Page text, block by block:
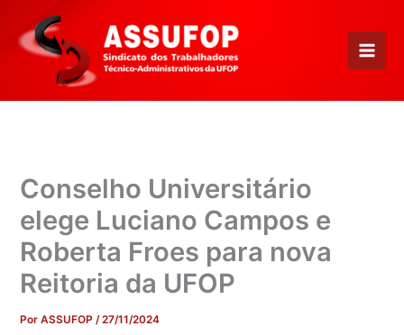
para
conteúdo
Conselho Universitário
elege Luciano Campos e
Roberta Froes para nova
Reitoria da UFOP
PorASSUFOP/27/11/2024